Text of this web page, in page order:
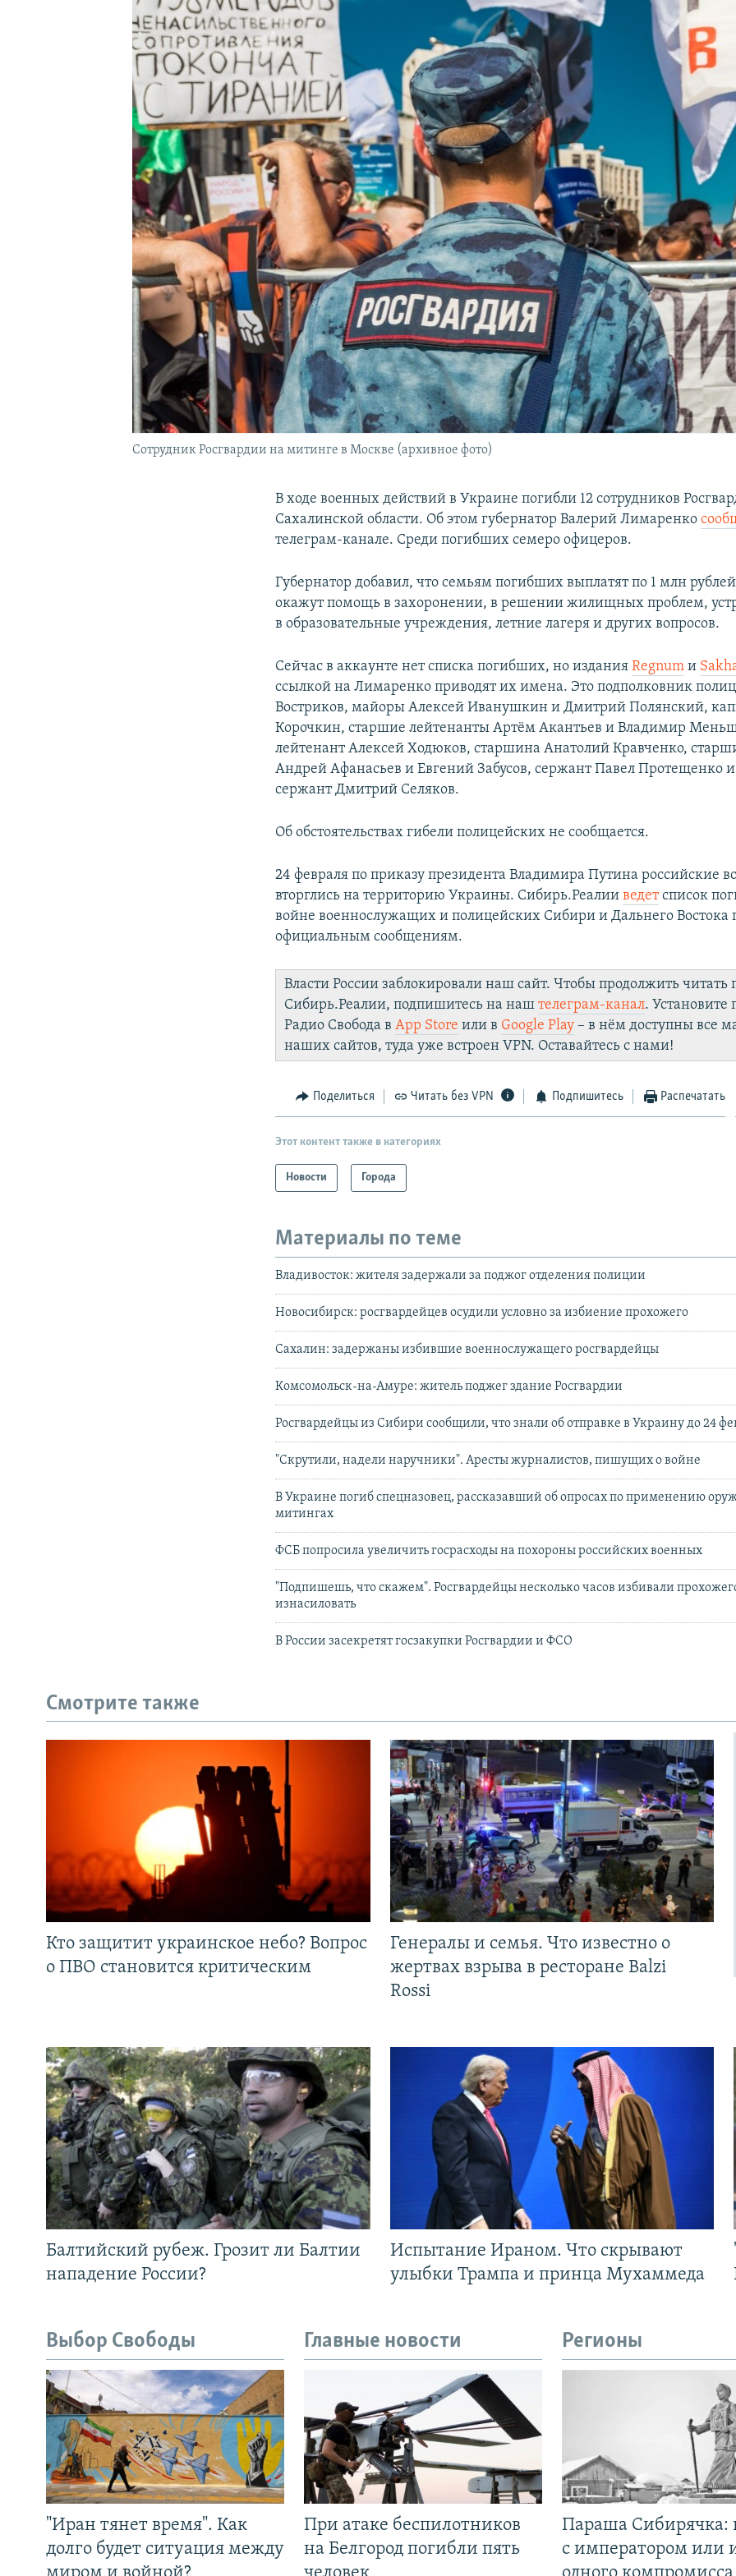
ПОДПИШИТЕСЬ НА РАССЫЛКУ
Сотрудник Росгвардии на митинге в Москве (архивное фото)
В ходе военных действий в Украине погибли 12 сотрудников
Сахалинской области. Об этом губернатор Валерий Лимаренко
телеграм-канале. Среди погибших семеро офицеров.
Губернатор добавил, что семьям погибших выплатят по 1 млн
окажут помощь в захоронении, в решении жилищных проблем,
в образовательные учреждения, летние лагеря и других вопросов.
Сейчас в аккаунте нет списка погибших, но изданияRegnum и
ссылкой на Лимаренко приводят их имена. Это подполковник
Востриков, майоры Алексей Иванушкин и Дмитрий Полянский,
Корочкин, старшие лейтенанты Артём Акантьев и Владимир
лейтенант Алексей Ходюков, старшина Анатолий Кравченко,
Андрей Афанасьев и Евгений Забусов, сержант Павел Протещенко
сержант Дмитрий Селяков.
Об обстоятельствах гибели полицейских не сообщается.
24 февраля по приказу президента Владимира Путина российские
вторглись на территорию Украины. Сибирь.Реалииведетсписок
войне военнослужащих и полицейских Сибири и Дальнего Востока
официальным сообщениям.
Власти России заблокировали наш сайт. Чтобы продолжить читать
Сибирь.Реалии, подпишитесь на наштелеграм-канал.
Радио Свобода вApp Store или в Google Play – в нём доступны все
наших сайтов, туда уже встроен VPN. Оставайтесь с нами!
Поделиться Читать без VPN Подпишитесь Распечатать
Этот контент также в категориях
Новости Города
Материалы по теме
Владивосток: жителя задержали за поджог отделения полиции
Новосибирск: росгвардейцев осудили условно за избиение прохожего
Сахалин: задержаны избившие военнослужащего росгвардейцы
Комсомольск-на-Амуре: житель поджег здание Росгвардии
Росгвардейцы из Сибири сообщили, что знали об отправке в Украину до 24
"Скрутили, надели наручники". Аресты журналистов, пишущих о войне
В Украине погиб спецназовец, рассказавший об опросах по применению
митингах
ФСБ попросила увеличить госрасходы на похороны российских военных
"Подпишешь, что скажем". Росгвардейцы несколько часов избивали
изнасиловать
В России засекретят госзакупки Росгвардии и ФСО
Смотрите также
Кто защитит украинское небо? Вопрос
о ПВО становится критическим
Генералы и семья. Что известно о
жертвах взрыва в ресторане Balzi
Rossi
Балтийский рубеж. Грозит ли Балтии
нападение России?
Испытание Ираном. Что скрывают
улыбки Трампа и принца Мухаммеда
Выбор Свободы
"Иран тянет время". Как
долго будет ситуация между
Главные новости
При атаке беспилотников
на Белгород погибли пять
Регионы
Параша Сибирячка:
с императором или